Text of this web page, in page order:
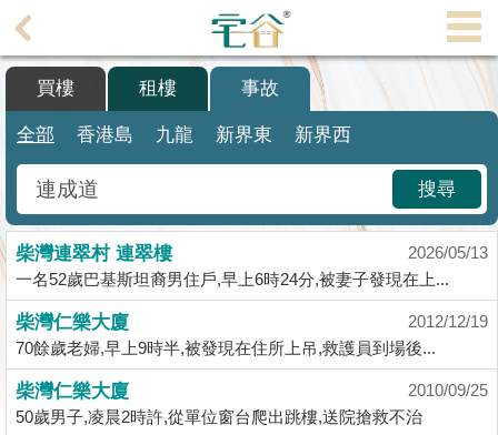
理
主
搵
樓/
成
交
業
主
放
盤
買樓 租樓 事故
全部 香港島 九龍 新界東 新界西
搜尋
柴灣連翠村 連翠樓
2026/05/13
一名52歲巴基斯坦裔男住戶,早上6時24分,被妻子發現在上...
柴灣仁樂大廈
2012/12/19
70餘歲老婦,早上9時半,被發現在住所上吊,救護員到場後...
柴灣仁樂大廈
2010/09/25
50歲男子,凌晨2時許,從單位窗台爬出跳樓,送院搶救不治